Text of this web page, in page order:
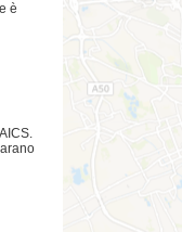
è
c'è
le